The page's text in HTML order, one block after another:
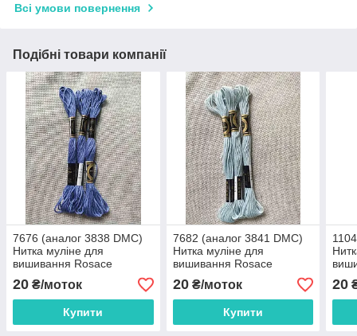
Всі умови повернення
Подібні товари компанії
7676 (аналог 3838 DMC)
Нитка муліне для
вишивання Rosace
20 ₴/моток
Купити
7682 (аналог 3841 DMC)
Нитка муліне для
вишивання Rosace
20₴/моток
Купити
20